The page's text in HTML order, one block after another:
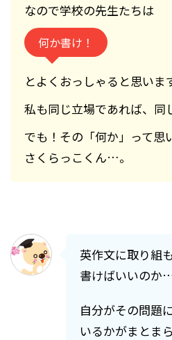
なので学校の先生たちは
何か書け！
とよくおっしゃると思いま
私も同じ立場であれば、同
でも！その「何か」って思
さくらっこくん…。
英作文に取り組
書けばいいのか…
自分がその問題
いるかがまとま